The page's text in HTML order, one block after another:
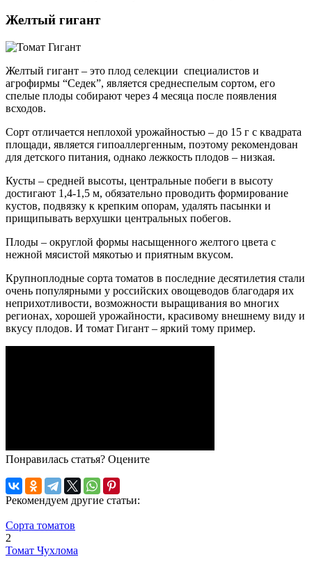
Желтый гигант
Желтый гигант – это плод селекции специалистов и
агрофирмы “Седек”, является среднеспелым сортом, его
спелые плоды собирают через 4 месяца после появления
всходов.
Сорт отличается неплохой урожайностью – до 15 г с квадрата
площади, является гипоаллергенным, поэтому рекомендован
для детского питания, однако лежкость плодов – низкая.
Кусты – средней высоты, центральные побеги в высоту
достигают 1,4-1,5 м, обязательно проводить формирование
кустов, подвязку к крепким опорам, удалять пасынки и
прищипывать верхушки центральных побегов.
Плоды – округлой формы насыщенного желтого цвета с
нежной мясистой мякотью и приятным вкусом.
Крупноплодные сорта томатов в последние десятилетия стали
очень популярными у российских овощеводов благодаря их
неприхотливости, возможности выращивания во многих
регионах, хорошей урожайности, красивому внешнему виду и
вкусу плодов. И томат Гигант – яркий тому пример.
Понравилась статья? Оцените
Рекомендуем другие статьи:
Сорта томатов
2
Томат Чухлома